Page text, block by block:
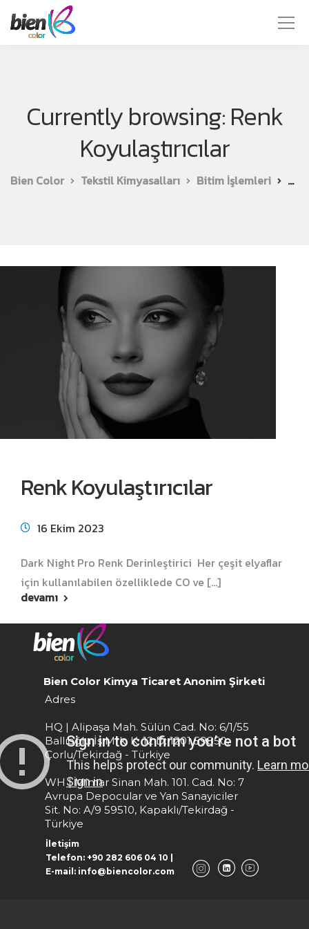
Currently browsing: Renk
Koyulaştırıcılar
Bien Color Tekstil Kimyasalları Bitim İşlemleri
Renk Koyulaştırıcılar
16 Ekim 2023
Dark Night Pro Renk Derinleştirici Her çeşit elyaflar
için kullanılabilen özelliklede CO ve [...]
devamı
Bien Color Kimya Ticaret Anonim Şirketi
Adres
HQ | Alipaşa Mah. Sülün Cad. No: 6/1/55
Ballıoğlu İş Mrk. K: 12 D: 1201 59850,
Çorlu/Tekirdağ - Türkiye
WH | Mimar Sinan Mah. 101. Cad. No: 7
Avrupa Depocular ve Yan Sanayiciler
Sit. No: A/9 59510, Kapaklı/Tekirdağ -
Türkiye
İletişim
Telefon: +90 282 606 04 10 |
E-mail: info@biencolor.com